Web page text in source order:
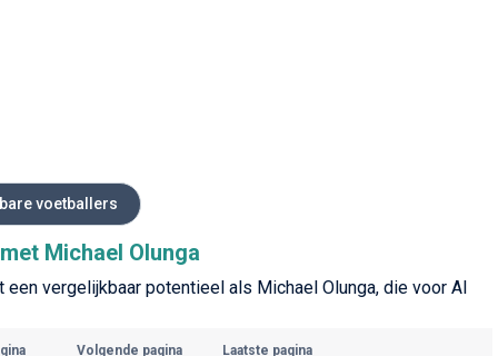
voetballers
Michael Olunga
vergelijkbaar potentieel als Michael Olunga, die voor Al
Volgende pagina Laatste pagina